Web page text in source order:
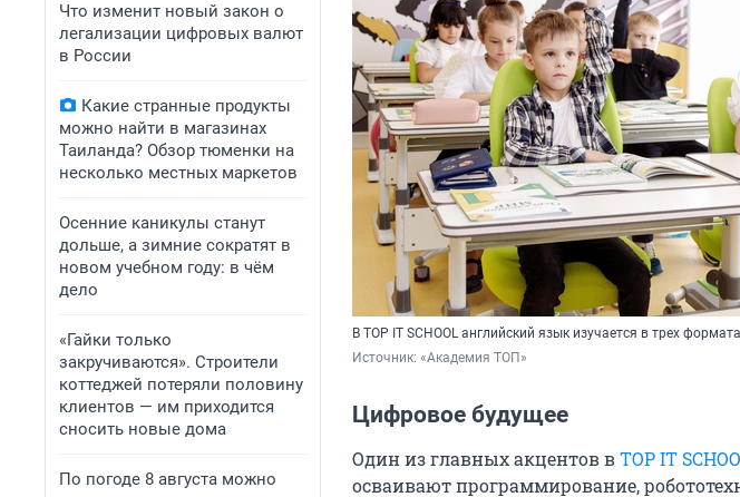
Что изменит новый закон о
легализации цифровых валют
в России
Какие странные продукты
можно найти в магазинах
Таиланда? Обзор тюменки на
несколько местных маркетов
Осенние каникулы станут
дольше, а зимние сократят в
новом учебном году: в чём
дело
«Гайки только
закручиваются». Строители
коттеджей потеряли половину
клиентов — им приходится
сносить новые дома
По погоде 8 августа можно
В TOP IT SCHOOL английский язык изучается в трех
Источник: «Академия ТОП»
Цифровое будущее
Один из главных акцентов вTOP IT
осваивают программирование,